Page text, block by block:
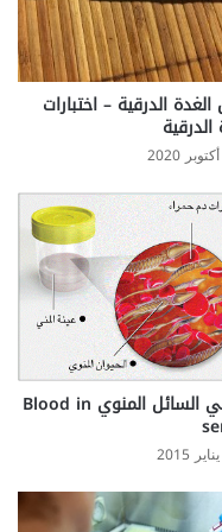
الغدة الدرقية – اختبارات
الدرقية
دم في السائل المنوي Blood in